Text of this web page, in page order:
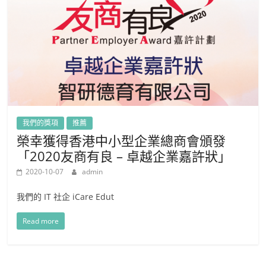
我們的獎項 推薦
榮幸獲得香港中小型企業總商會頒發
「2020友商有良 – 卓越企業嘉許狀」
2020-10-07 admin
我們的 IT 社企 iCare Edut
Read more